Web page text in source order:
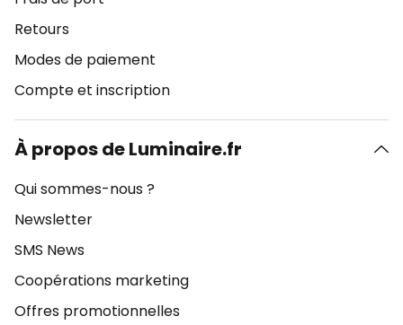
Retours
Modes de paiement
Compte et inscription
À propos de Luminaire.fr
Qui sommes-nous ?
Newsletter
SMS News
Coopérations marketing
Offres promotionnelles